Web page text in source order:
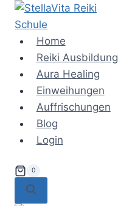
Zum
Inhalt
springenHome
Reiki Ausbildung
Aura Healing
Einweihungen
Auffrischungen
Blog
Login
0